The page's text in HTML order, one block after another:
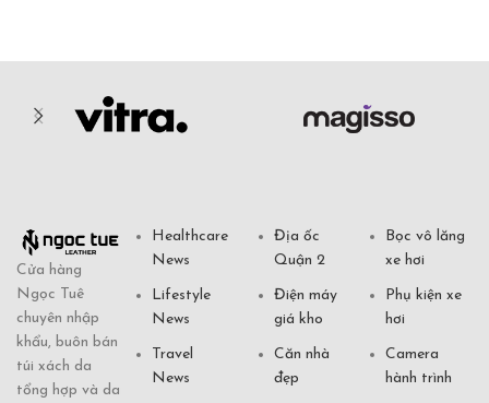
Cửa hàng
Ngọc Tuê
chuyên nhập
khẩu, buôn bán
túi xách da
tổng hợp và da
Healthcare
News
Lifestyle
News
Travel
News
Địa ốc
Quận 2
Điện máy
giá kho
Căn nhà
đẹp
Bọc vô lăng
xe hơi
Phụ kiện xe
hơi
Camera
hành trình